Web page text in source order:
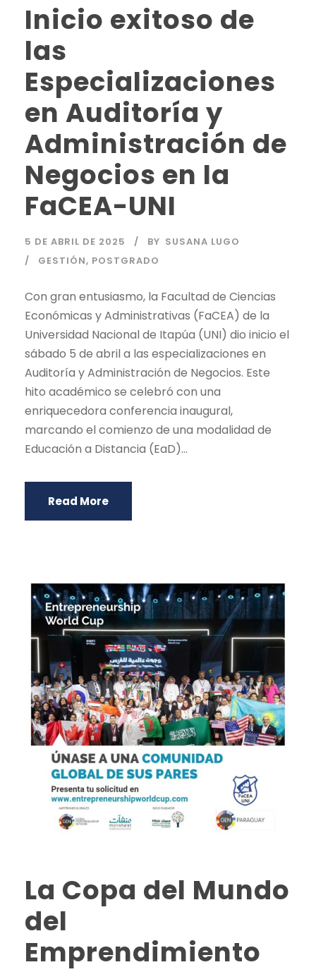
Inicio exitoso de
las
Especializaciones
en Auditoría y
Administración de
Negocios en la
FaCEA-UNI
5 DE ABRIL DE 2025 BY SUSANA LUGO
GESTIÓN, POSTGRADO
Con gran entusiasmo, la Facultad de Ciencias
Económicas y Administrativas (FaCEA) de la
Universidad Nacional de Itapúa (UNI) dio inicio el
sábado 5 de abril a las especializaciones en
Auditoría y Administración de Negocios. Este
hito académico se celebró con una
enriquecedora conferencia inaugural,
marcando el comienzo de una modalidad de
Educación a Distancia (EaD)...
Read More
La Copa del Mundo
del
Emprendimiento